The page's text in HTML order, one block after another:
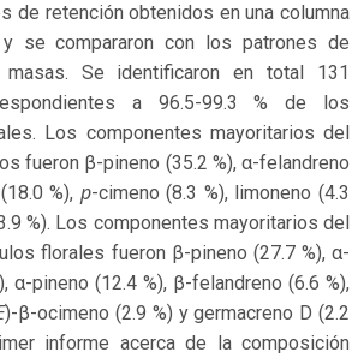
de retención obtenidos en una columna
se compararon con los patrones de
masas. Se identificaron en total 131
a 96.5-99.3 % de los
Los componentes mayoritarios del
fueron β-pineno (35.2 %), α-felandreno
%), p-cimeno (8.3 %), limoneno (4.3
%). Los componentes mayoritarios del
florales fueron β-pineno (27.7 %), α-
α-pineno (12.4 %), β-felandreno (6.6 %),
)-β-ocimeno (2.9 %) y germacreno D (2.2
informe acerca de la composición